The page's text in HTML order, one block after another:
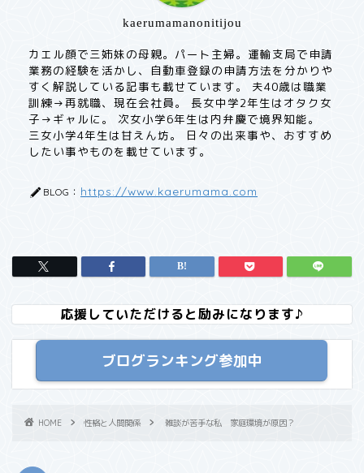
kaerumamanonitijou
カエル顔で三姉妹の母親。パート主婦。運輸支局で申請
業務の経験を活かし、自動車登録の申請方法を分かりや
すく解説している記事も載せています。 夫40歳は職業
訓練→再就職、現在会社員。 長女中学2年生はオタク女
子→ギャルに。 次女小学6年生は内弁慶で境界知能。
三女小学4年生は甘えん坊。 日々の出来事や、おすすめ
したい事やものを載せています。
BLOG： https://www.kaerumama.com
応援していただけると励みになります♪
ブログランキング参加中
HOME 性格と人間関係 雑談が苦手な私 家庭環境が原因？